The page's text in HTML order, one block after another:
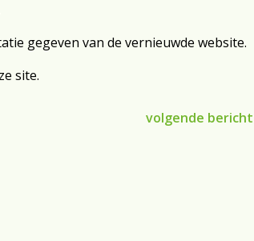
gegeven van de vernieuwde website.
site.
volgende bericht